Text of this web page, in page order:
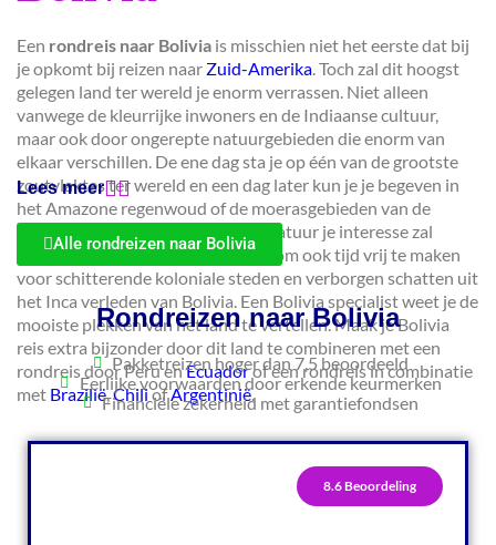
Een rondreis naar Bolivia is misschien niet het eerste dat bij
je opkomt bij reizen naar Zuid-Amerika . Toch zal dit hoogst
gelegen land ter wereld je enorm verrassen. Niet alleen
vanwege de kleurrijke inwoners en de Indiaanse cultuur,
maar ook door ongerepte natuurgebieden die enorm van
elkaar verschillen. De ene dag sta je op één van de grootste
zoutvlaktes ter wereld en een dag later kun je je begeven in
het Amazone regenwoud of de moerasgebieden van de
Pampa’s. Alhoewel de magistrale natuur je interesse zal
blijven trekken is het aan te raden om ook tijd vrij te maken
voor schitterende koloniale steden en verborgen schatten uit
het Inca verleden van Bolivia. Een Bolivia specialist weet je de
mooiste plekken van het land te vertellen. Maak je Bolivia
reis extra bijzonder door dit land te combineren met een
rondreis door Peru enEcuadorof een rondreis in combinatie
met Brazilië,ChiliofArgentinië.
Lees meer
Alle rondreizen naar Bolivia
Rondreizen naar Bolivia
Pakketreizen hoger dan 7,5 beoordeeld
Eerlijke voorwaarden door erkende keurmerken
Financiële zekerheid met garantiefondsen
8.6 Beoordeling